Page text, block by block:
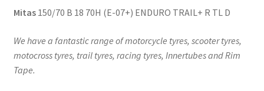
Mitas150/70 B 18 70H (E-07+) ENDURO TRAIL+ R TL D
We have a fantastic range of motorcycle tyres, scooter tyres,
motocross tyres, trail tyres, racing tyres, Innertubes and Rim
Tape.